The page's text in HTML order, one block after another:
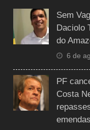
Sem
Daciolo
do
6 de
PF
Costa
emendas